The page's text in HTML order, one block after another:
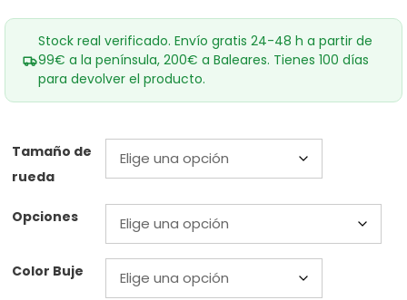
Stock real verificado. Envío gratis 24-48 h a partir de
99€ a la península, 200€ a Baleares. Tienes 100 días
para devolver el producto.
Tamaño de
rueda
Opciones
Color Buje